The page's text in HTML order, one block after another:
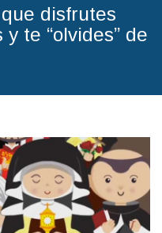
disfrutes
te “olvides” de